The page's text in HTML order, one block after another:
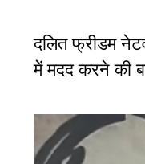
दलित फ्रीडम
में मदद करने की